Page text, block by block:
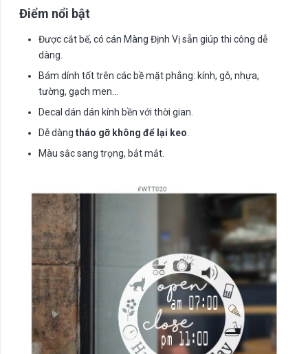
Điểm nổi bật
Được cắt bế, có cán Màng Định Vị sẵn giúp thi công dễ
dàng.
Bám dính tốt trên các bề mặt phẳng: kính, gỗ, nhựa,
tường, gạch men…
Decal dán dán kính bền với thời gian.
Dễ dàng tháo gỡ không để lại keo.
Màu sắc sang trọng, bắt mắt.